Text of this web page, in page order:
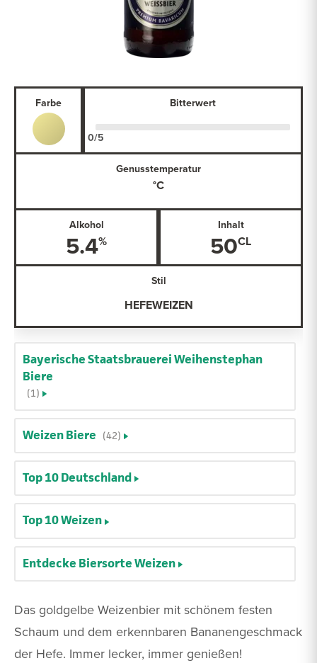
Das goldgelbe Weizenbier mit schönem festen
Schaum und dem erkennbaren Bananengeschmack
der Hefe. Immer lecker, immer genießen!
Farbe Bitterwert
Genusstemperatur
Alkohol
5.4
Inhalt
50
Stil
HEFEWEIZEN
Bayerische Staatsbrauerei Weihenstephan
Biere
(1)
Weizen Biere (42)
Top 10 Deutschland
Top 10 Weizen
Entdecke Biersorte Weizen